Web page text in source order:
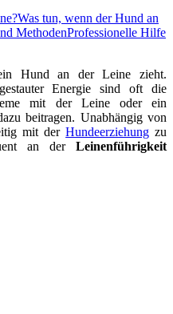
Was tun, wenn der Hund an
MethodenProfessionelle Hilfe
Hund an der Leine zieht.
Energie sind oft die
mit der Leine oder ein
beitragen. Unabhängig von
mit derHundeerziehung zu
an der Leinenführigkeit